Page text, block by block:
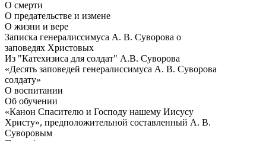
О смерти
О предательстве и измене
О жизни и вере
Записка генералиссимуса А. В. Суворова о
заповедях Христовых
Из "Катехизиса для солдат" А.В. Суворова
«Десять заповедей генералиссимуса А. В. Суворова
солдату»
О воспитании
Об обучении
«Канон Спасителю и Господу нашему Иисусу
Христу», предположительной составленный А. В.
Суворовым